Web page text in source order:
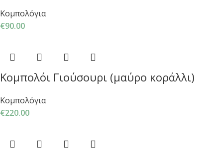
Κομπολόγια
€90.00
Κομπολόι Γιούσουρι (μαύρο κοράλλι)
Κομπολόγια
€220.00